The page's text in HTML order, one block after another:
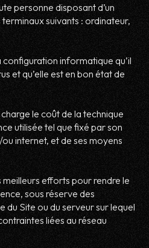
personne disposant d’un
suivants : ordinateur,
configuration informatique qu’il
et qu’elle est en bon état de
le coût de la technique
utilisée tel que fixé par son
internet, et de ses moyens
efforts pour rendre le
sous réserve des
du Site ou du serveur sur lequel
liées au réseau